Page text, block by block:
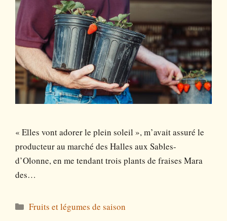
« Elles vont adorer le plein soleil », m’avait assuré le
producteur au marché des Halles aux Sables-
d’Olonne, en me tendant trois plants de fraises Mara
des…
Catégories
Fruits et légumes de saison